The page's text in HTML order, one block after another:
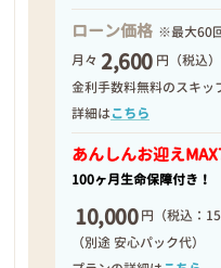
ローン価格 ※最大60
月々 2,600 円（税込
金利手数料無料のスキッ
詳細はこちら
あんしんお迎え
100ヶ月生命保障付き！
10,000 円 （税込：
（別途 安心パック代）